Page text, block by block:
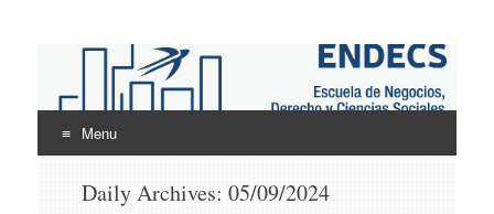
ENDECS
Escuela de Negocios Derecho y Ciencias Sociales
Menu
Daily Archives: 05/09/2024